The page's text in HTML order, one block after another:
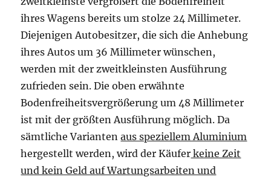
ihres Wagens bereits um stolze 24 Millimeter.
Diejenigen Autobesitzer, die sich die Anhebung
ihres Autos um 36 Millimeter wünschen,
werden mit der zweitkleinsten Ausführung
zufrieden sein. Die oben erwähnte
Bodenfreiheitsvergrößerung um 48 Millimeter
ist mit der größten Ausführung möglich. Da
sämtliche Variantenaus speziellem Aluminium
hergestellt werden, wird der Käufer keine Zeit
und kein Geld auf Wartungsarbeiten und